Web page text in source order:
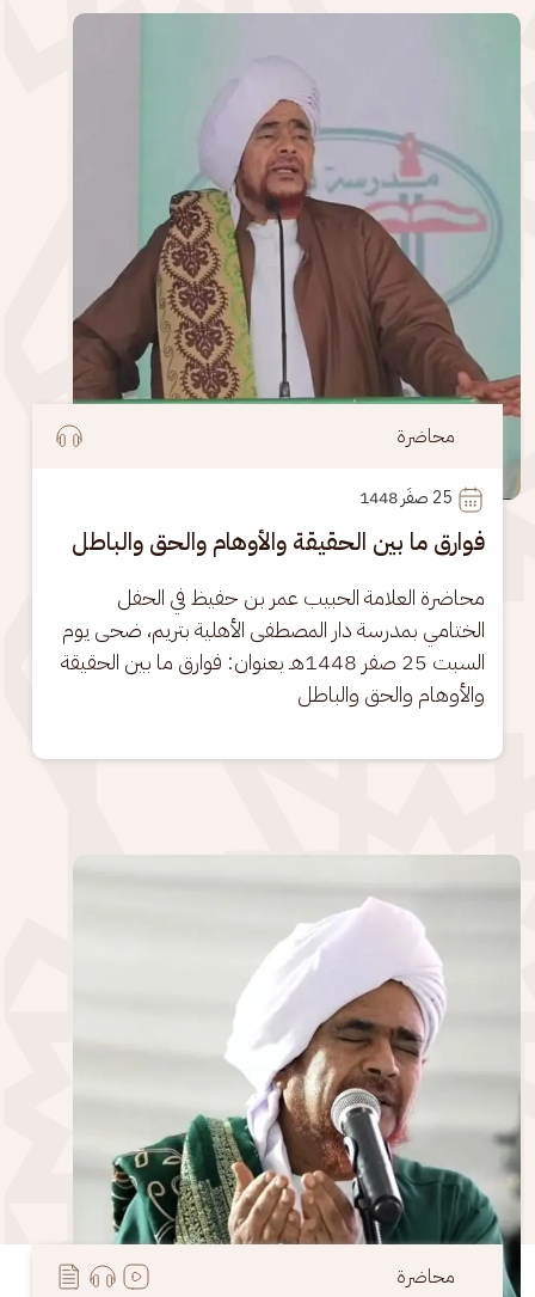
الصورة
محاضرة
25 صفَر 1448
فوارق ما بين الحقيقة والأوهام والحق والباطل
محاضرة العلامة الحبيب عمر بن حفيظ في الحفل
الختامي بمدرسة دار المصطفى الأهلية بتريم، ضحى يوم
السبت 25 صفر 1448هـ بعنوان: فوارق ما بين الحقيقة
والأوهام والحق والباطل
الصورة
محاضرة